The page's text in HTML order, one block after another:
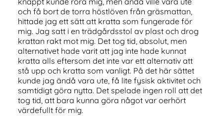
och få bort de torra höstlöven från gräsmattan,
hittade jag ett sätt att kratta som fungerade för
mig. Jag satt i en trädgårdsstol av plast och drog
krattan rakt mot mig. Det tog tid, absolut, men
alternativet hade varit att jag inte hade kunnat
kratta alls eftersom det inte var ett alternativ att
stå upp och kratta som vanligt. På det här sättet
kunde jag ändå vara ute, få lite fysisk aktivitet och
samtidigt göra nytta. Det spelade ingen roll att det
tog tid, att bara kunna göra något var oerhört
värdefullt för mig.